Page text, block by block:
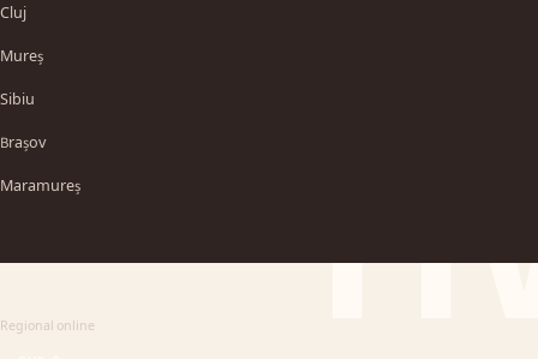
Cluj
Mureș
Sibiu
Brașov
Maramureș
Regional online